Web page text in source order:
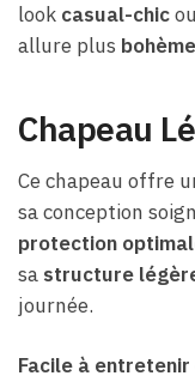
look casual-chic
allure plus bohème
Chapeau
Ce chapeau offre
sa conception
protection
sa structure
journée.
Facile à entretenir